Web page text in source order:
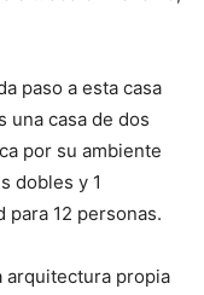
paso a esta casa
una casa de dos
por su ambiente
dobles y 1
para 12 personas.
arquitectura propia